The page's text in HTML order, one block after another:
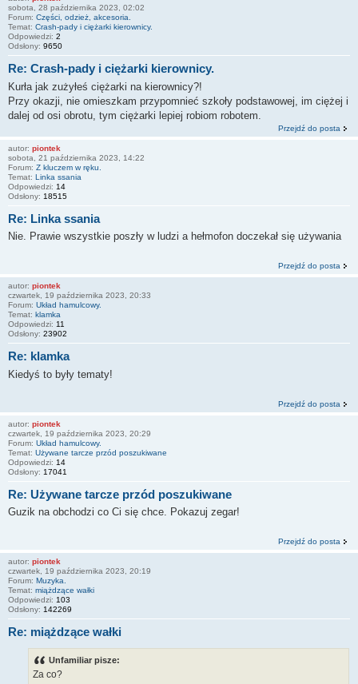
sobota, 28 października 2023, 02:02
Forum: Części, odzież, akcesoria.
Temat: Crash-pady i ciężarki kierownicy.
Odpowiedzi: 2
Odsłony: 9650
Re: Crash-pady i ciężarki kierownicy.
Kurła jak zużyłeś ciężarki na kierownicy?!
Przy okazji, nie omieszkam przypomnieć szkoły podstawowej, im ciężej i
dalej od osi obrotu, tym ciężarki lepiej robiom robotem.
Przejdź do posta
autor: piontek
sobota, 21 października 2023, 14:22
Forum: Z kluczem w ręku.
Temat: Linka ssania
Odpowiedzi: 14
Odsłony: 18515
Re: Linka ssania
Nie. Prawie wszystkie poszły w ludzi a hełmofon doczekał się używania
Przejdź do posta
autor: piontek
czwartek, 19 października 2023, 20:33
Forum: Układ hamulcowy.
Temat: klamka
Odpowiedzi: 11
Odsłony: 23902
Re: klamka
Kiedyś to były tematy!
Przejdź do posta
autor: piontek
czwartek, 19 października 2023, 20:29
Forum: Układ hamulcowy.
Temat: Używane tarcze przód poszukiwane
Odpowiedzi: 14
Odsłony: 17041
Re: Używane tarcze przód poszukiwane
Guzik na obchodzi co Ci się chce. Pokazuj zegar!
Przejdź do posta
autor: piontek
czwartek, 19 października 2023, 20:19
Forum: Muzyka.
Temat: miążdzące wałki
Odpowiedzi: 103
Odsłony: 142269
Re: miążdzące wałki
Unfamiliar pisze:
Za co?